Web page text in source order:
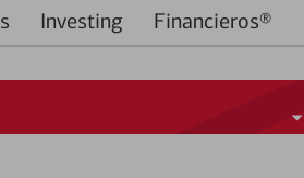
Investing
Financieros®